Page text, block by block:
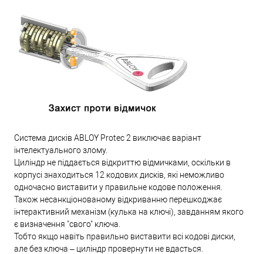
Система дисків ABLOY Protec 2 виключає варіант
інтелектуального злому.
Циліндр не піддається відкриттю відмичками, оскільки в
корпусі знаходиться 12 кодових дисків, які неможливо
одночасно виставити у правильне кодове положення.
Також несанкціонованому відкриванню перешкоджає
інтерактивний механізм (кулька на ключі), завданням якого
є визначення "свого" ключа.
Тобто якщо навіть правильно виставити всі кодові диски,
але без ключа – циліндр провернути не вдасться.